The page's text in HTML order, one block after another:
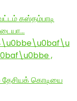
கஸ்தம்பாடி
,
கொடியை